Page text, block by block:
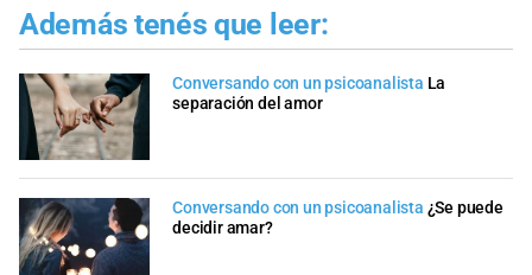
Además tenés que leer:
Conversando con un psicoanalista La
separación del amor
Conversando con un psicoanalista ¿Se puede
decidir amar?